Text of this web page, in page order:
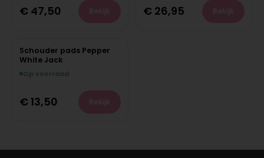
€ 47,50 € 26,95
Schouder pads Pepper
White Jack
Op voorraad
€ 13,50